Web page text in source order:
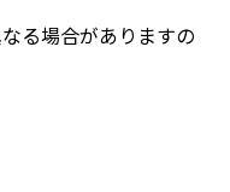
る場合がありますの